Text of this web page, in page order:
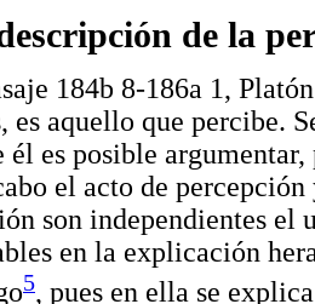
de la
184b 8-186a 1,
es aquello que percibe.
él es posible
el acto de
son independientes el
en la explicación
5, pues en ella se